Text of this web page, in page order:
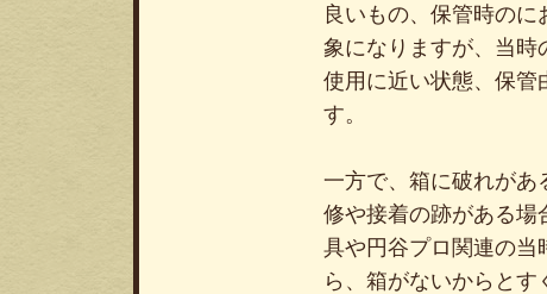
良いもの、保管時の
象になりますが、当時
使用に近い状態、保管
す。
一方で、箱に破れがあ
修や接着の跡がある場
具や円谷プロ関連の当
ら、箱がないからとす